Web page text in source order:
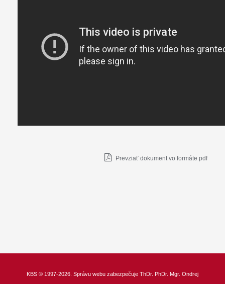
Prevziať dokument vo formáte pdf
KBS © 1997-2026. Správu webu zabezpečuje ThDr. PhDr. Mgr. Ondrej